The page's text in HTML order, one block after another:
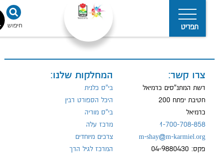
תפריט חיפוש
צרו קשר:
רשת המתנ"סים כרמיאל
חטיבת יפתח 200
כרמיאל
1-700-708-858
m-shay@m-karmiel.org
פקס: 04-9880430
המחלקות שלנו:
בי"ס כלנית
היכל הספורט רבין
בי"ס מוריה
מרכז עלה
צרכים מיוחדים
המרכז לגיל הרך